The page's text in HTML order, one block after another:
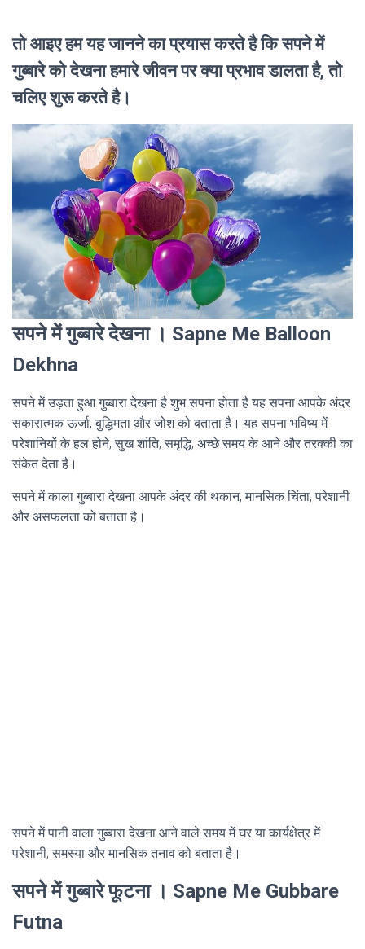
तो आइए हम यह जानने का प्रयास करते है कि सपने में
गुब्बारे को देखना हमारे जीवन पर क्या प्रभाव डालता है, तो
चलिए शुरू करते है।
सपने में गुब्बारे देखना । Sapne Me Balloon
Dekhna
सपने में उड़ता हुआ गुब्बारा देखना है शुभ सपना होता है यह सपना आपके अंदर
सकारात्मक ऊर्जा, बुद्धिमता और जोश को बताता है। यह सपना भविष्य में
परेशानियों के हल होने, सुख शांति, समृद्धि, अच्छे समय के आने और तरक्की का
संकेत देता है।
सपने में काला गुब्बारा देखना आपके अंदर की थकान, मानसिक चिंता, परेशानी
और असफलता को बताता है।
सपने में पानी वाला गुब्बारा देखना आने वाले समय में घर या कार्यक्षेत्र में
परेशानी, समस्या और मानसिक तनाव को बताता है।
सपने में गुब्बारे फूटना । Sapne Me Gubbare
Futna